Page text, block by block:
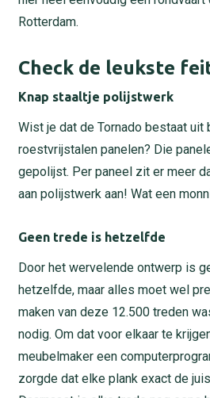
Rotterdam.
Check de leukste
Knap staaltje polijstwerk
Wist je dat de Tornado bestaat uit
roestvrijstalen panelen? Die
gepolijst. Per paneel zit er meer
aan polijstwerk aan! Wat een
Geen trede is hetzelfde
Door het wervelende ontwerp is
hetzelfde, maar alles moet wel
maken van deze 12.500 treden
nodig. Om dat voor elkaar te
meubelmaker een
zorgde dat elke plank exact de